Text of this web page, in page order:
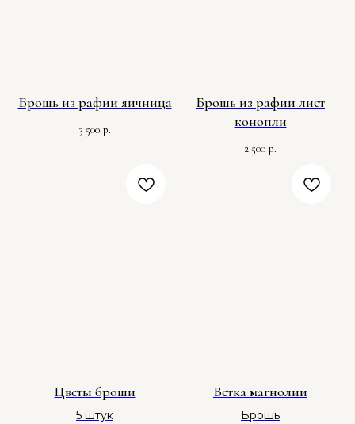
Брошь из рафии яичница
3 500 р.
Брошь из рафии лист
конопли
2 500 р.
Цветы броши
5 штук
Ветка магнолии
Брошь